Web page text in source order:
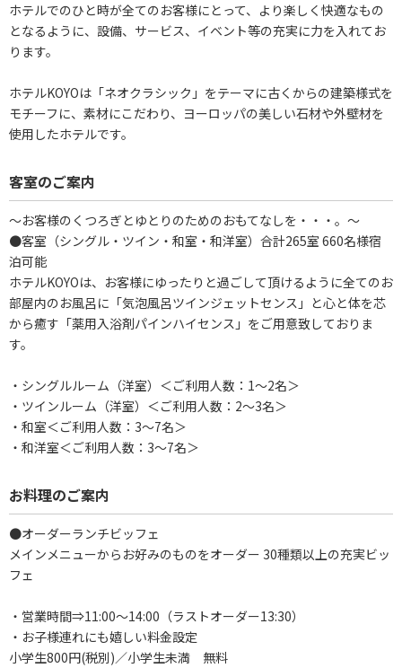
ホテルでのひと時が全てのお客様にとって、より楽しく快適なもの
となるように、設備、サービス、イベント等の充実に力を入れてお
ります。
ホテルKOYOは「ネオクラシック」をテーマに古くからの建築様式を
モチーフに、素材にこだわり、ヨーロッパの美しい石材や外壁材を
使用したホテルです。
客室のご案内
～お客様のくつろぎとゆとりのためのおもてなしを・・・。～
●客室（シングル・ツイン・和室・和洋室）合計265室 660名様宿
泊可能
ホテルKOYOは、お客様にゆったりと過ごして頂けるように全てのお
部屋内のお風呂に「気泡風呂ツインジェットセンス」と心と体を芯
から癒す「薬用入浴剤パインハイセンス」をご用意致しておりま
す。
・シングルルーム（洋室）＜ご利用人数：1～2名＞
・ツインルーム（洋室）＜ご利用人数：2～3名＞
・和室＜ご利用人数：3～7名＞
・和洋室＜ご利用人数：3～7名＞
お料理のご案内
●オーダーランチビッフェ
メインメニューからお好みのものをオーダー 30種類以上の充実ビッ
フェ
・営業時間⇒11:00～14:00（ラストオーダー13:30）
・お子様連れにも嬉しい料金設定
小学生800円(税別)／小学生未満 無料